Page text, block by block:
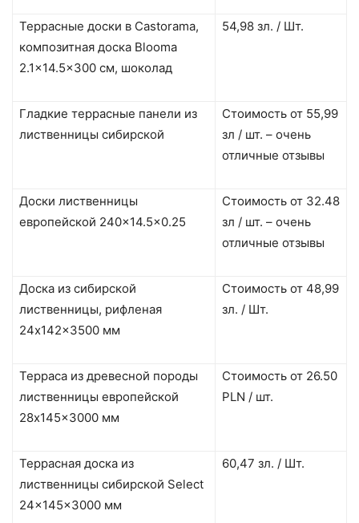
Террасные доски в Castorama,
композитная доска Blooma
2.1×14.5×300 см, шоколад
54,98 зл. / Шт.
Гладкие террасные панели из
лиственницы сибирской
Стоимость от 55,99
зл / шт. – очень
отличные отзывы
Доски лиственницы
европейской 240×14.5×0.25
Стоимость от 32.48
зл / шт. – очень
отличные отзывы
Доска из сибирской
лиственницы, рифленая
24x142x3500 мм
Стоимость от 48,99
зл. / Шт.
Терраса из древесной породы
лиственницы европейской
28x145x3000 мм
Стоимость от 26.50
PLN / шт.
Террасная доска из
лиственницы сибирской Select
24x145x3000 мм
60,47 зл. / Шт.